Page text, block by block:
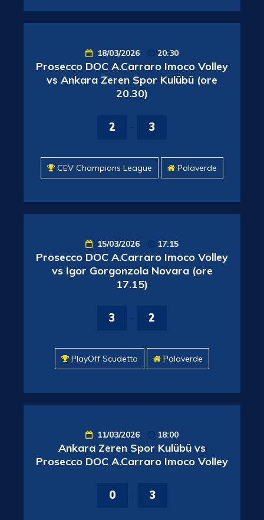
18/03/2026 20:30
Prosecco DOC A.Carraro Imoco Volley
vs Ankara Zeren Spor Kulübü (ore
20.30)
2 3
CEV Champions League Palaverde
15/03/2026 17:15
Prosecco DOC A.Carraro Imoco Volley
vs Igor Gorgonzola Novara (ore
17.15)
3 2
PlayOff Scudetto Palaverde
11/03/2026 18:00
Ankara Zeren Spor Kulübü vs
Prosecco DOC A.Carraro Imoco Volley
0 3